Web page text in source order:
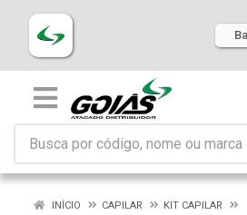
INÍCIO CAPILAR
KIT CAPILAR